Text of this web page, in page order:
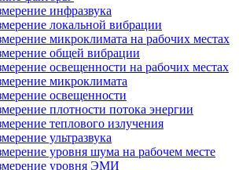
инфразвука
локальной вибрации
микроклимата на рабочих местах
общей вибрации
освещенности на рабочих местах
микроклимата
освещенности
плотности потока энергии
теплового излучения
ультразвука
уровня шума на рабочем месте
уровня ЭМИ